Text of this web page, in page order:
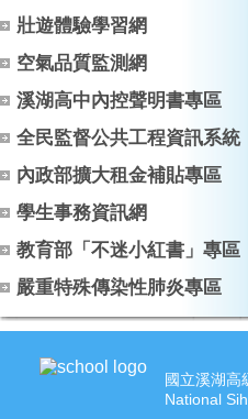
壯遊體驗學習網
空氣品質監測網
溪湖高中內控聲明書專區
全民監督公共工程資訊系統
內政部擴大租金補貼專區
學生事務資訊網
教育部「不迷小紅書」專區
嚴重特殊傳染性肺炎專區
國立溪湖高
National